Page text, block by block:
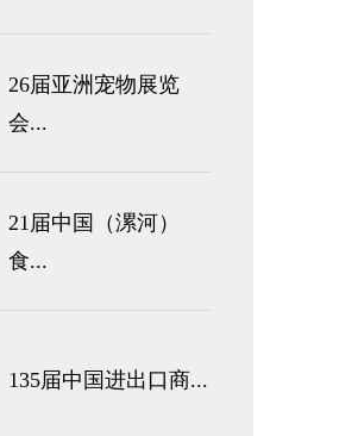
26届亚洲宠物展览
会...
21届中国（漯河）
食...
135届中国进出口商...